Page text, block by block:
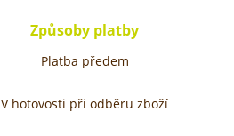
Způsoby platby
Platba předem
V hotovosti při odběru zboží